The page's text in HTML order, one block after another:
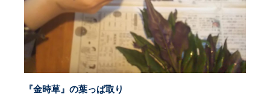
『金時草』の葉っぱ取り